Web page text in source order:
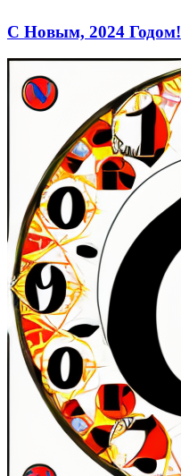
С Новым, 2024 Годом!